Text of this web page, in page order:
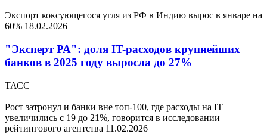
Экспорт коксующегося угля из РФ в Индию вырос в январе на
60% 18.02.2026
"Эксперт РА": доля IT-расходов крупнейших
банков в 2025 году выросла до 27%
ТАСС
Рост затронул и банки вне топ-100, где расходы на IT
увеличились с 19 до 21%, говорится в исследовании
рейтингового агентства 11.02.2026